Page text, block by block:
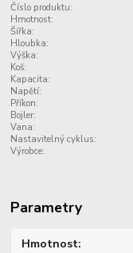
Číslo produktu:
Hmotnost:
Šířka:
Hloubka:
Výška:
Koš:
Kapacita:
Napětí:
Příkon:
Bojler:
Vana:
Nastavitelný cyklus:
Výrobce:
Parametry
Hmotnost